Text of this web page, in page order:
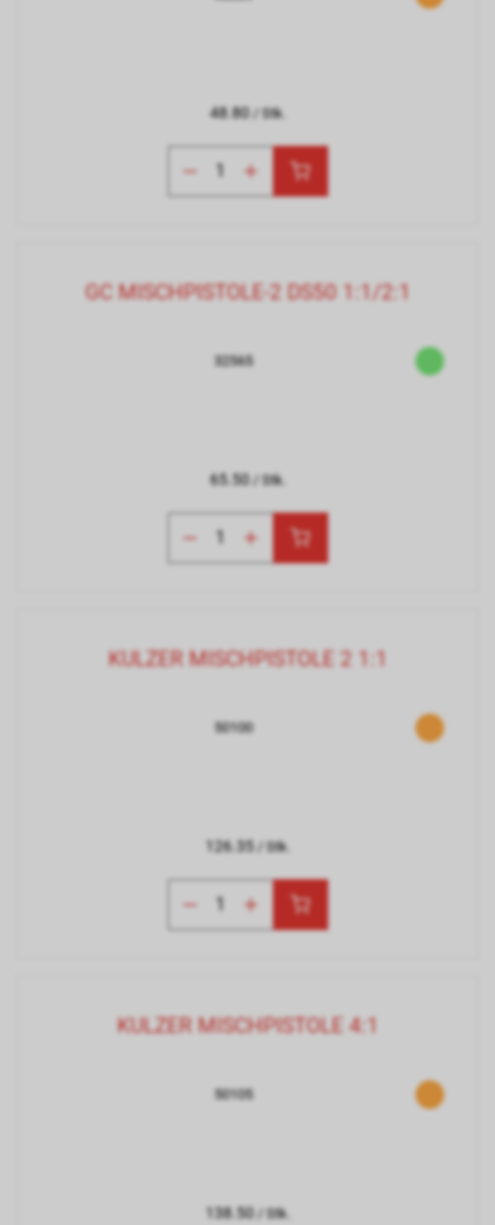
48.80/ Stk.
GC MISCHPISTOLE-2 DS50 1:1/2:1
32565
65.50/ Stk.
KULZER MISCHPISTOLE 2 1:1
50100
126.35/ Stk.
KULZER MISCHPISTOLE 4:1
50105
138.50/ Stk.